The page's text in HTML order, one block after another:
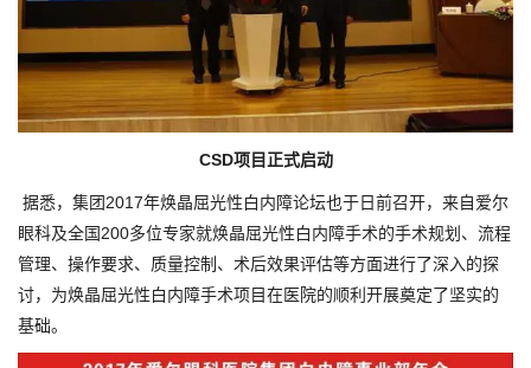
CSD项目正式启动
据悉，集团2017年焕晶屈光性白内障论坛也于日前召开，来自爱尔
眼科及全国200多位专家就焕晶屈光性白内障手术的手术规划、流程
管理、操作要求、质量控制、术后效果评估等方面进行了深入的探
讨，为焕晶屈光性白内障手术项目在医院的顺利开展奠定了坚实的
基础。